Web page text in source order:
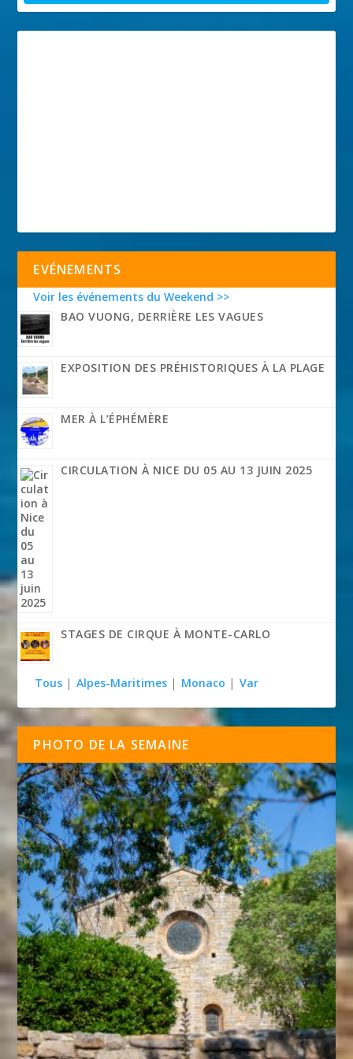
EVÉNEMENTS
Voir les événements du Weekend >>
BAO VUONG, DERRIÈRE LES VAGUES
EXPOSITION DES PRÉHISTORIQUES À LA PLAGE
MER À L’ÉPHÉMÈRE
CIRCULATION À NICE DU 05 AU 13 JUIN 2025
STAGES DE CIRQUE À MONTE-CARLO
Tous | Alpes-Maritimes | Monaco | Var
PHOTO DE LA SEMAINE